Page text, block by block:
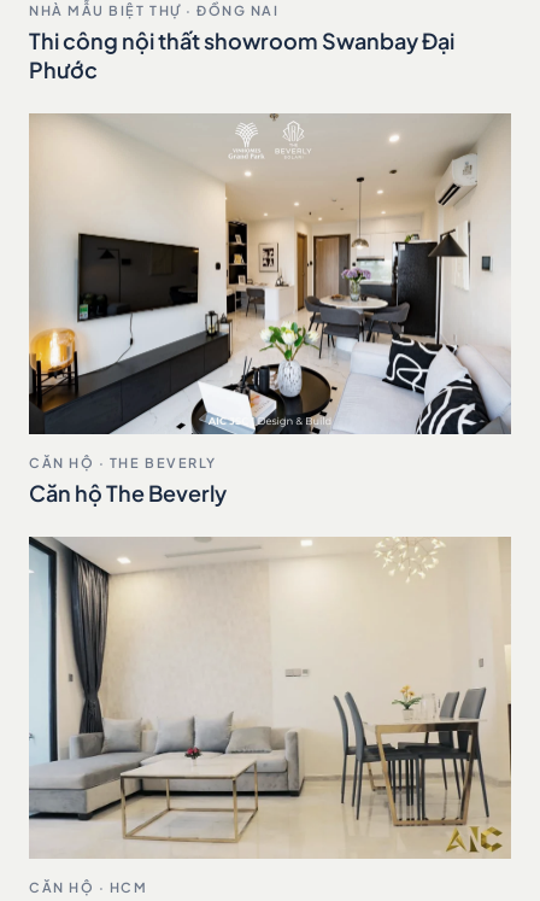
NHÀ MẪU BIỆT THỰ · ĐỒNG NAI
Thi công nội thất showroom Swanbay Đại
Phước
CĂN HỘ · THE BEVERLY
Căn hộ The Beverly
CĂN HỘ · HCM